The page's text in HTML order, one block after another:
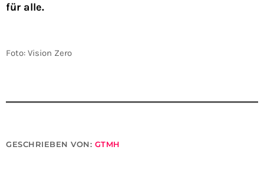
für alle.
Foto: Vision Zero
GESCHRIEBEN VON: GTMH